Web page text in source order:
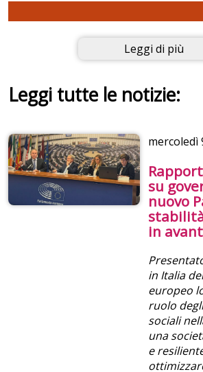
Leggi di più
Leggi tutte le notizie:
mercoledì
su
nuovo
in
in Italia
europeo
ruolo
sociali
una
e